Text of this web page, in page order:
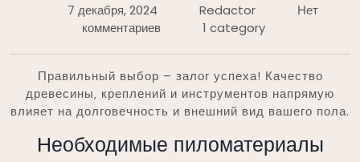
7 декабря, 2024 Redactor
Нет
комментариев
1 category
Правильный выбор – залог успеха! Качество
древесины‚ креплений и инструментов напрямую
влияет на долговечность и внешний вид вашего пола.
Необходимые пиломатериалы